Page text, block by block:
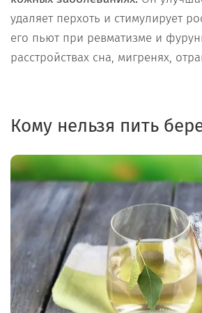
удаляет перхоть и стимулирует
его пьют при ревматизме и
расстройствах сна, мигренях,
Кому нельзя пить